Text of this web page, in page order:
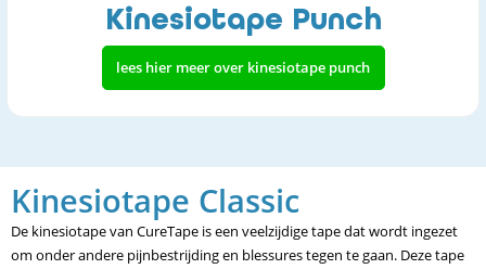
Kinesiotape Punch
lees hier meer over kinesiotape punch
Kinesiotape Classic
De kinesiotape van CureTape is een veelzijdige tape dat wordt ingezet
om onder andere pijnbestrijding en blessures tegen te gaan. Deze tape